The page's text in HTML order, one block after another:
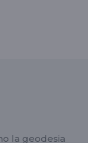
la geodesia